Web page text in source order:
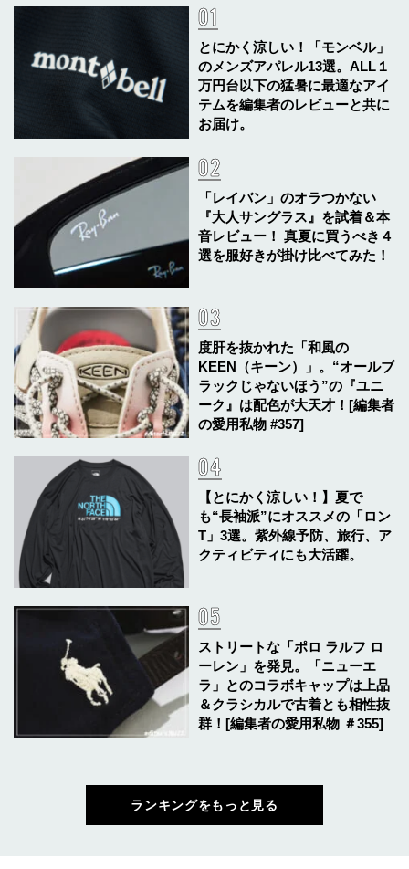
とにかく涼しい！「モンベル」
のメンズアパレル13選。ALL１
万円台以下の猛暑に最適なアイ
テムを編集者のレビューと共に
お届け。
「レイバン」のオラつかない
『大人サングラス』を試着＆本
音レビュー！ 真夏に買うべき４
選を服好きが掛け比べてみた！
度肝を抜かれた「和風の
KEEN（キーン）」。“オールブ
ラックじゃないほう”の『ユニ
ーク』は配色が大天才！[編集者
の愛用私物 #357]
【とにかく涼しい！】夏で
も“長袖派”にオススメの「ロン
T」3選。紫外線予防、旅行、ア
クティビティにも大活躍。
ストリートな「ポロ ラルフ ロ
ーレン」を発見。「ニューエ
ラ」とのコラボキャップは上品
＆クラシカルで古着とも相性抜
群！[編集者の愛用私物 ＃355]
ランキングをもっと見る